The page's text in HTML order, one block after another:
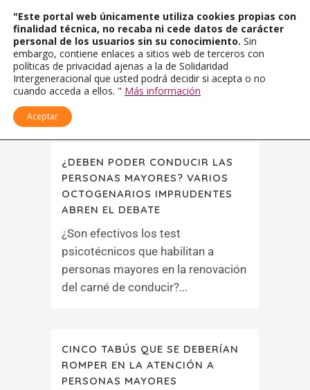
¿DEBEN PODER CONDUCIR LAS
PERSONAS MAYORES? VARIOS
OCTOGENARIOS IMPRUDENTES
ABREN EL DEBATE
¿Son efectivos los test
psicotécnicos que habilitan a
personas mayores en la renovación
del carné de conducir?...
CINCO TABÚS QUE SE DEBERÍAN
ROMPER EN LA ATENCIÓN A
PERSONAS MAYORES
"Este portal web únicamente utiliza cookies propias con
finalidad técnica, no recaba ni cede datos de carácter
personal de los usuarios sin su conocimiento. Sin
embargo, contiene enlaces a sitios web de terceros con
políticas de privacidad ajenas a la de Solidaridad
Intergeneracional que usted podrá decidir si acepta o no
cuando acceda a ellos. " Más información
Aceptar